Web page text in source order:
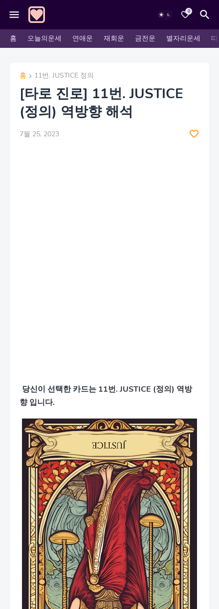
0
홈 오늘의운세 연애운 재회운 금전운 별자리운세
홈 11번. JUSTICE 정의
[타로 진로] 11번. JUSTICE
(정의) 역방향 해석
7월 25, 2023
당신이 선택한 카드는 11번. JUSTICE (정의) 역방
향 입니다.